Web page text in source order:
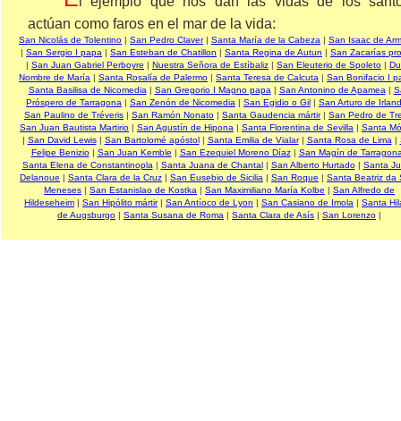
actúan como faros en el mar de la vida:
San Nicolás de Tolentino | San Pedro Claver| Santa María de la Cabeza | San Isaac de
| San Sergio I papa | San Esteban de Chatillon | Santa Regina de Autun | San Zacarías
| San Juan Gabriel Perboyre | Nuestra Señora de Estíbaliz | San Eleuterio de Spoleto |
Nombre de María | Santa Rosalía de Palermo | Santa Teresa de Calcuta | San Bonifacio I
Santa Basilisa de Nicomedia | San Gregorio I Magno papa | San Antonino de Apamea |
Próspero de Tarragona | San Zenón de Nicomedia | San Egidio o Gil | San Arturo de
San Paulino de Tréveris | San Ramón Nonato | Santa Gaudencia mártir| San Pedro de
San Juan Bautista Martirio | San Agustín de Hipona | Santa Florentina de Sevilla | Santa
| San David Lewis| San Bartolomé apóstol| Santa Emilia de Vialar| Santa Rosa de Lima |
Felipe Benizio| San Juan Kemble | San Ezequiel Moreno Díaz| San Magín de
Santa Elena de Constantinopla | Santa Juana de Chantal| San Alberto Hurtado| Santa
Delanoue | Santa Clara de la Cruz | San Eusebio de Sicilia | San Roque | Santa Beatriz da
Meneses | San Estanislao de Kostka | San Maximiliano María Kolbe | San Alfredo de
Hildeseheim | San Hipólito mártir| San Antíoco de Lyon | San Casiano de Imola | Santa
de Augsburgo | Santa Susana de Roma | Santa Clara de Asís | San Lorenzo |